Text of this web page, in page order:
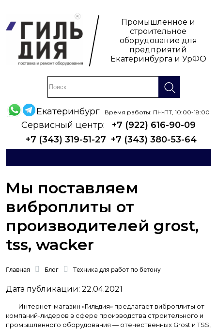
Промышленное и
строительное
оборудование для
предприятий
Екатеринбурга и УрФО
Екатеринбург Время работы: ПН-ПТ, 10:00-18:00
Сервисный центр:
+7 (922) 616-90-09
+7 (343) 319-51-27 +7 (343) 380-53-64
Мы поставляем
виброплиты от
производителей grost,
tss, wacker
Главная Блог Техника для работ по бетону
Дата публикации: 22.04.2021
Интернет-магазин «Гильдия» предлагает виброплиты от
компаний-лидеров в сфере производства строительного и
промышленного оборудования — отечественных Grost и TSS,